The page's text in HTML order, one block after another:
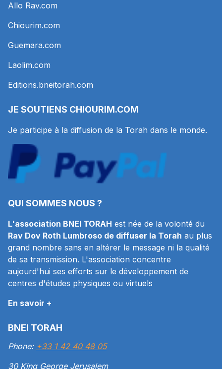
Allo Rav.com
Chiourim.com
Guemara.com
Laolim.com
Editions.bneitorah.com
JE SOUTIENS CHIOURIM.COM
Je participe à la diffusion de la Torah dans le monde.
QUI SOMMES NOUS ?
L'association BNEI TORAH est née de la volonté du
Rav Dov Roth Lumbroso de diffuser la Torah au plus
grand nombre sans en altérer le message ni la qualité
de sa transmission. L'association concentre
aujourd'hui ses efforts sur le développement de
centres d'études physiques ou virtuels
En savoir +
BNEI TORAH
Phone: +33 1 42 40 48 05
30 King George Jerusalem